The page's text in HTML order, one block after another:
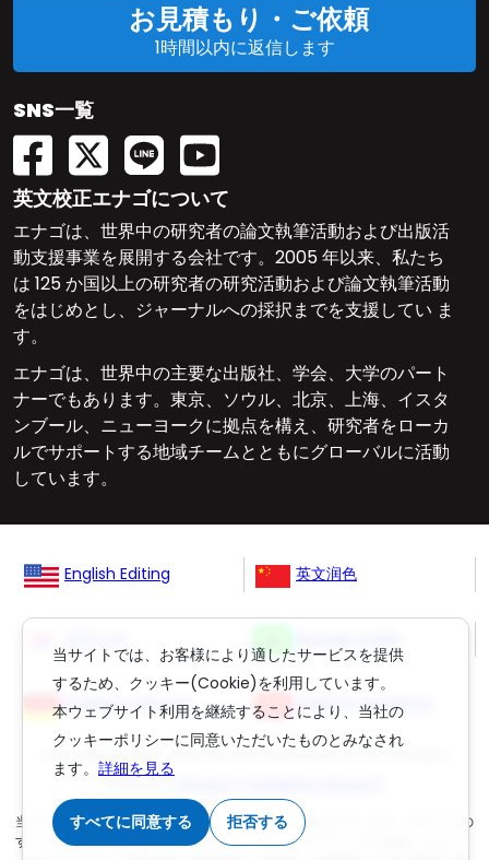
当サイトでは、お客様により適したサービスを提供
するため、クッキー(Cookie)を利用しています。
本ウェブサイト利用を継続することにより、当社の
クッキーポリシーに同意いただいたものとみなされ
ます。 詳細を見る
すべてに同意する 拒否する
お見積もり・ご依頼
1時間以内に返信します
SNS一覧
英文校正エナゴについて
エナゴは、世界中の研究者の論文執筆活動および出版活
動支援事業を展開する会社です。2005 年以来、私たち
は 125 か国以上の研究者の研究活動および論文執筆活動
をはじめとし、ジャーナルへの採択までを支援してい ま
す。
エナゴは、世界中の主要な出版社、学会、大学のパート
ナーでもあります。東京、ソウル、北京、上海、イスタ
ンブール、ニューヨークに拠点を構え、研究者をローカ
ルでサポートする地域チームとともにグローバルに活動
しています。
English Editing 英文润色
Englisch Lektorat ingilizce düzeltme
Crimson Interactive Pvt. Ltd. All Rights
当ウェブサイトのコンテンツは著作権法により保護されています。当サイトの
すべての権限は運営会社であるクリムゾンインタラクティブが保有しており、